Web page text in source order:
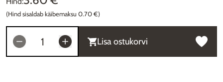
(Hind sisaldab käibemaksu 0.70 €)
Lisa ostukorvi